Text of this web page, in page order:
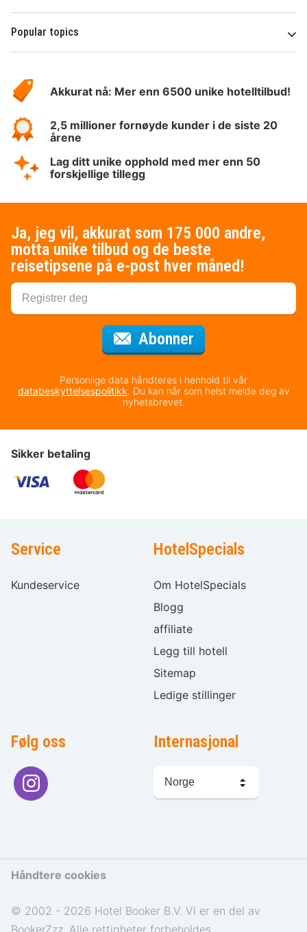
Popular topics
Hotelspecials
Akkurat nå: Mer enn 6500 unike hotelltilbud!
2,5 millioner fornøyde kunder i de siste 20
årene
Lag ditt unike opphold med mer enn 50
forskjellige tillegg
Ja, jeg vil, akkurat som 175 000 andre,
motta unike tilbud og de beste
reisetipsene på e-post hver måned!
Abonner
Personlige data håndteres i henhold til vår
databeskyttelsespolitikk. Du kan når som helst melde deg av
nyhetsbrevet.
Sikker betaling
Service
Kundeservice
HotelSpecials
Om HotelSpecials
Blogg
affiliate
Legg till hotell
Sitemap
Ledige stillinger
Følg oss Internasjonal
Håndtere cookies
© 2002 - 2026 Hotel Booker B.V. Vi er en del av